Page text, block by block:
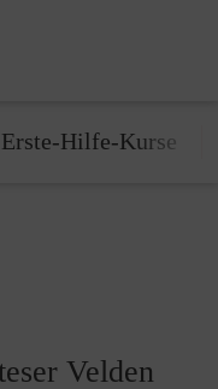
Erste-Hilfe-Kurse
Velden